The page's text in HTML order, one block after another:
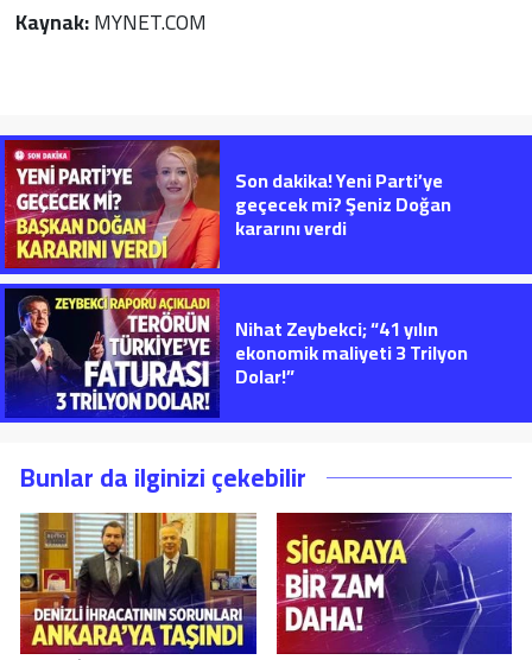
Kaynak:MYNET.COM
Son dakika! Yeni Parti’ye
geçecek mi? Şeniz Doğan
kararını verdi
Nihat Zeybekci; “41 yılın
ekonomik maliyeti 3 Trilyon
Dolar!”
Bunlar da ilginizi çekebilir